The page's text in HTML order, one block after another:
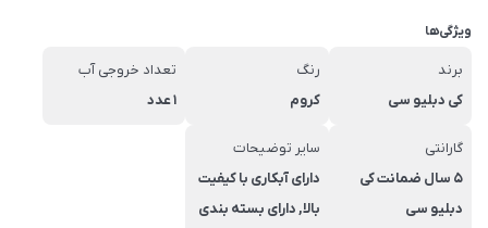
ویژگی‌ها
برند
کی دبلیو سی
رنگ
کروم
تعداد خروجی آب
1 عدد
گارانتی
5 سال ضمانت کی
دبلیو سی
سایر توضیحات
دارای آبکاری با کیفیت
بالا, دارای بسته بندی